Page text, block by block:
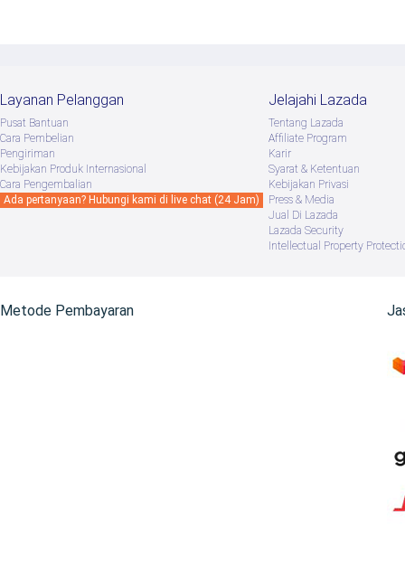
Layanan Pelanggan
Pusat Bantuan
Cara Pembelian
Pengiriman
Kebijakan Produk Internasional
Cara Pengembalian
Ada pertanyaan? Hubungi kami di live chat (24 Jam)
Jelajahi Lazada
Tentang Lazada
Afﬁliate Program
Karir
Syarat & Ketentuan
Kebijakan Privasi
Press & Media
Jual Di Lazada
Lazada Security
Intellectual Property
Metode Pembayaran